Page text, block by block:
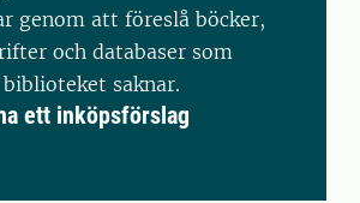
genom att föreslå böcker,
och databaser som
biblioteket saknar.
ett inköpsförslag